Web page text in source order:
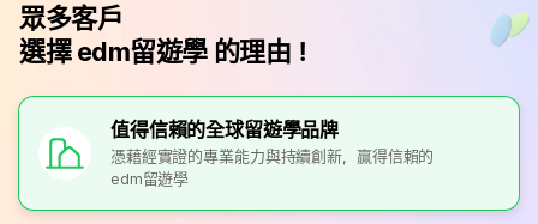
眾多客戶
選擇 edm留遊學 的理由！
值得信賴的全球留遊學品牌
憑藉經實證的專業能力與持續創新，贏得信賴的
edm留遊學